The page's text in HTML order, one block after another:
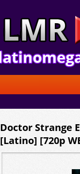
Doctor Strange
[Latino] [720p